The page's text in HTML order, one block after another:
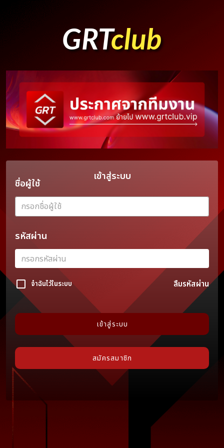
GRTclub
เข้าสู่ระบบ
ชื่อผู้ใช้
รหัสผ่าน
จำฉันไว้ในระบบ ลืมรหัสผ่าน
เข้าสู่ระบบ
สมัครสมาชิก